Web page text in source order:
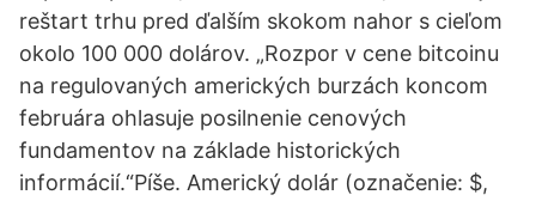
reštart trhu pred ďalším skokom nahor s cieľom
okolo 100 000 dolárov. „Rozpor v cene bitcoinu
na regulovaných amerických burzách koncom
februára ohlasuje posilnenie cenových
fundamentov na základe historických
informácií.“Píše. Americký dolár (označenie: $,